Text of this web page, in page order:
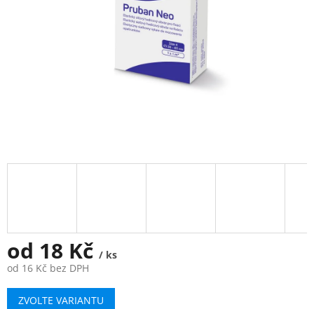
od 18 Kč / ks
od 16 Kč bez DPH
Měrná
cena:
ZVOLTE VARIANTU